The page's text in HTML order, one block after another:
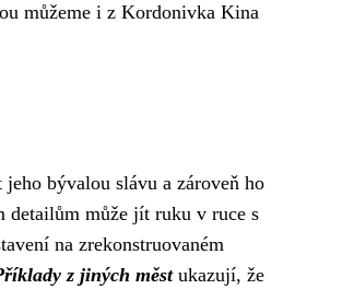
můžeme i z Kordonivka Kina
bývalou slávu a zároveň ho
může jít ruku v ruce s
na zrekonstruovaném
z jiných městukazují, že